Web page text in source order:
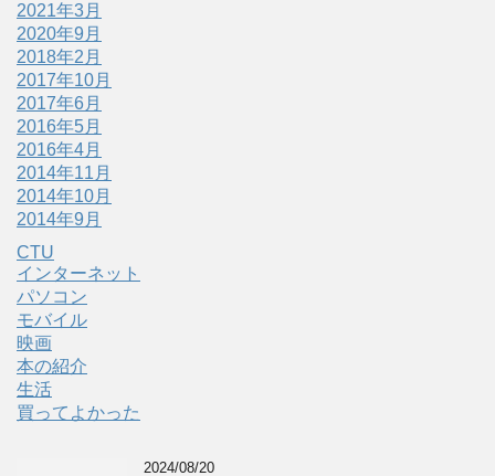
2021年3月
2020年9月
2018年2月
2017年10月
2017年6月
2016年5月
2016年4月
2014年11月
2014年10月
2014年9月
CTU
インターネット
パソコン
モバイル
映画
本の紹介
生活
買ってよかった
2024/08/20